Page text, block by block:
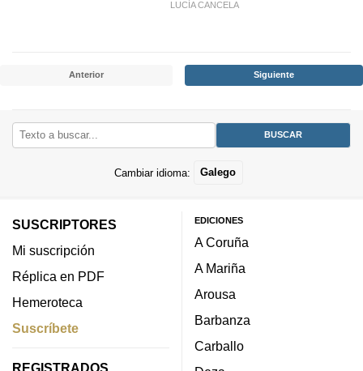
LUCÍA CANCELA
Anterior Siguiente
Cambiar idioma: Galego
SUSCRIPTORES
Mi suscripción
Réplica en PDF
Hemeroteca
Suscríbete
REGISTRADOS
EDICIONES
A Coruña
A Mariña
Arousa
Barbanza
Carballo